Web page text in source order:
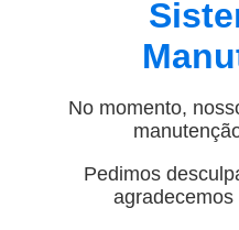
No momento,
Pedimos